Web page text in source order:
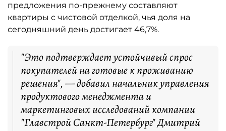
предложения по-прежнему составляют
квартиры с чистовой отделкой, чья доля на
сегодняшний день достигает 46,7%.
"Это подтверждает устойчивый спрос
покупателей на готовые к проживанию
решения", — добавил начальник управления
продуктового менеджмента и
маркетинговых исследований компании
"Главстрой Санкт-Петербург" Дмитрий